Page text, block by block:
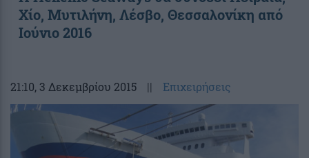
Χίο, Μυτιλήνη, Λέσβο, Θεσσαλονίκη από
Ιούνιο 2016
21:10, 3 Δεκεμβρίου 2015 || Επιχειρήσεις